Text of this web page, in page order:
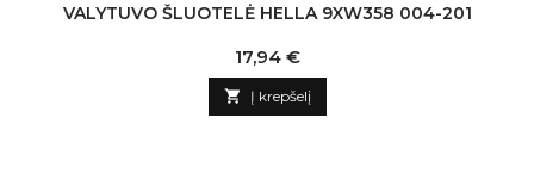
VALYTUVO ŠLUOTELĖ HELLA 9XW358 004-201
Kaina
17,94 €
 Į krepšelį